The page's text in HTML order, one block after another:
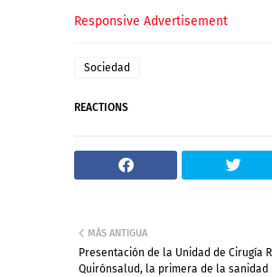
Responsive Advertisement
Sociedad
REACTIONS
MÁS ANTIGUA
Presentación de la Unidad de Cirugía
Quirónsalud, la primera de la sanidad